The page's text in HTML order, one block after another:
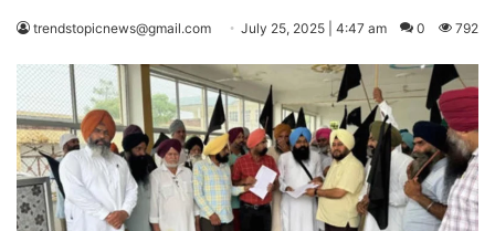
trendstopicnews@gmail.com July 25, 2025 | 4:47 am 0 792